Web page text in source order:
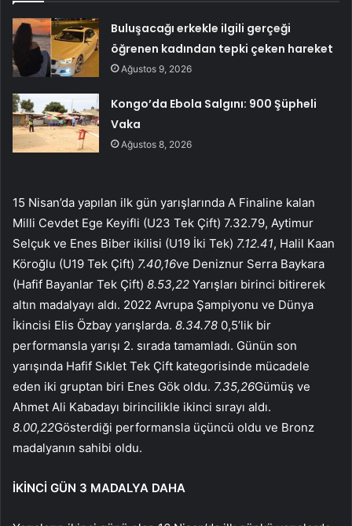
Buluşacağı erkekle ilgili gerçeği
öğrenen kadından tepki çeken hareket
Ağustos 9, 2026
Kongo’da Ebola Salgını: 900 Şüpheli
Vaka
Ağustos 8, 2026
15 Nisan’da yapılan ilk gün yarışlarında A Finaline kalan
Milli Cevdet Ege Keyifli (U23 Tek Çift) 7.32.79, Aytimur
Selçuk ve Enes Biber ikilisi (U19 İki Tek) 7.12.41, Halil Kaan
Köroğlu (U19 Tek Çift) 7.40,16ve Deniznur Serra Baykara
(Hafif Bayanlar Tek Çift) 8.53,22 Yarışları birinci bitirerek
altın madalyayı aldı. 2022 Avrupa Şampiyonu ve Dünya
İkincisi Elis Özbay yarışlarda. 8.34.78 0,5’lik bir
performansla yarışı 2. sırada tamamladı. Günün son
yarışında Hafif Sıklet Tek Çift kategorisinde mücadele
eden iki gruptan biri Enes Gök oldu. 7.35,26Gümüş ve
Ahmet Ali Kabadayı birincilikle ikinci sırayı aldı.
8.00,22Gösterdiği performansla üçüncü oldu ve Bronz
madalyanın sahibi oldu.
İKİNCİ GÜN 3 MADALYA DAHA